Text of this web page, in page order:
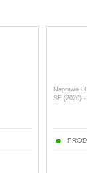
Naprawa
SE (2020)